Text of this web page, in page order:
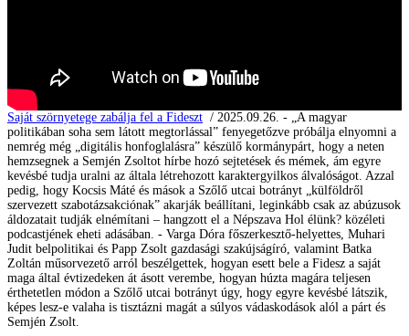
Saját szörnyetege zabálja fel a Fideszt / 2025.09.26. - „A magyar
politikában soha sem látott megtorlással” fenyegetőzve próbálja elnyomni a
nemrég még „digitális honfoglalásra” készülő kormánypárt, hogy a neten
hemzsegnek a Semjén Zsoltot hírbe hozó sejtetések és mémek, ám egyre
kevésbé tudja uralni az általa létrehozott karaktergyilkos álvalóságot. Azzal
pedig, hogy Kocsis Máté és mások a Szőlő utcai botrányt „külföldről
szervezett szabotázsakciónak” akarják beállítani, leginkább csak az abúzusok
áldozatait tudják elnémítani – hangzott el a Népszava Hol élünk? közéleti
podcastjének eheti adásában. - Varga Dóra főszerkesztő-helyettes, Muhari
Judit belpolitikai és Papp Zsolt gazdasági szakújságíró, valamint Batka
Zoltán műsorvezető arról beszélgettek, hogyan esett bele a Fidesz a saját
maga által évtizedeken át ásott verembe, hogyan húzta magára teljesen
érthetetlen módon a Szőlő utcai botrányt úgy, hogy egyre kevésbé látszik,
képes lesz-e valaha is tisztázni magát a súlyos vádaskodások alól a párt és
Semjén Zsolt.